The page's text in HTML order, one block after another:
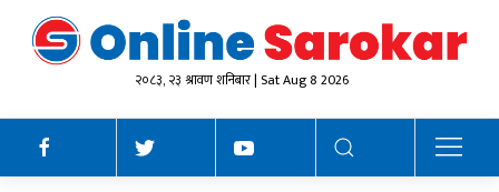
२०८३, २३ श्रावण शनिबार | Sat Aug 8 2026